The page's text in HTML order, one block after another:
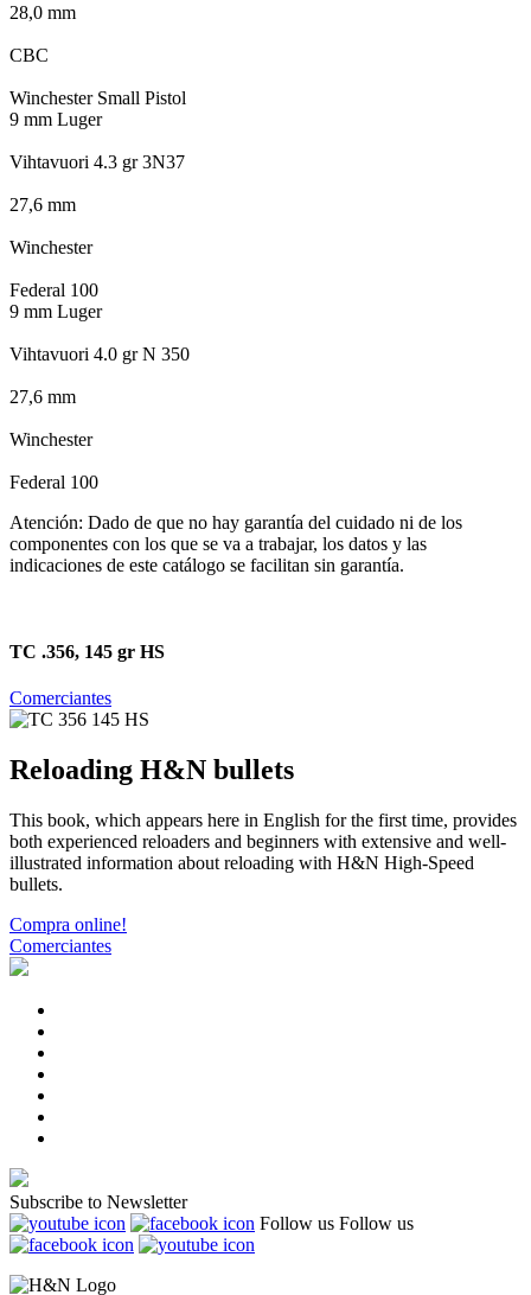
28,0 mm
CBC
Winchester Small Pistol
9 mm Luger
Vihtavuori 4.3 gr 3N37
27,6 mm
Winchester
Federal 100
9 mm Luger
Vihtavuori 4.0 gr N 350
27,6 mm
Winchester
Federal 100
Atención: Dado de que no hay garantía del cuidado ni de los
componentes con los que se va a trabajar, los datos y las
indicaciones de este catálogo se facilitan sin garantía.
TC .356, 145 gr HS
Comerciantes
Reloading H&N bullets
This book, which appears here in English for the first time, provides
both experienced reloaders and beginners with extensive and well-
illustrated information about reloading with H&N High-Speed
bullets.
Compra online!
Comerciantes
Subscribe to Newsletter
Follow us Follow us